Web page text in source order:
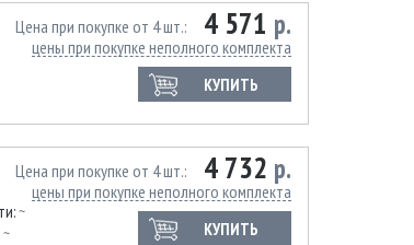
4 571 р.
Цена при покупке от 4 шт.
цены при покупке неполного комплекта
КУПИТЬ
4 732 р.
Цена при покупке от 4 шт.
цены при покупке неполного комплекта
КУПИТЬ
~
~